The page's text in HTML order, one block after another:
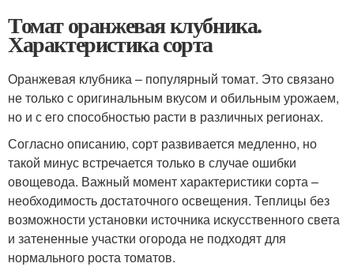
Томат оранжевая клубника.
Характеристика сорта
Оранжевая клубника – популярный томат. Это связано
не только с оригинальным вкусом и обильным урожаем,
но и с его способностью расти в различных регионах.
Согласно описанию, сорт развивается медленно, но
такой минус встречается только в случае ошибки
овощевода. Важный момент характеристики сорта –
необходимость достаточного освещения. Теплицы без
возможности установки источника искусственного света
и затененные участки огорода не подходят для
нормального роста томатов.